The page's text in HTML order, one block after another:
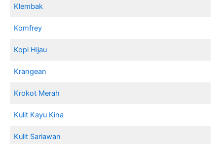
Klembak
Komfrey
Kopi Hijau
Krangean
Krokot Merah
Kulit Kayu Kina
Kulit Sariawan